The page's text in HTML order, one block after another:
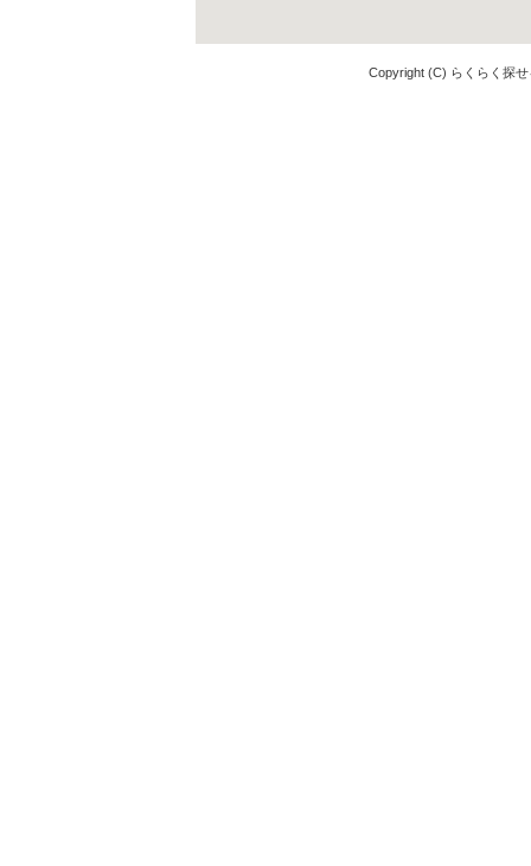
Copyright (C) らくらく探